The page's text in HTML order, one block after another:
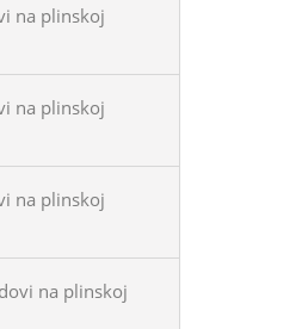
na plinskoj
na plinskoj
na plinskoj
na plinskoj